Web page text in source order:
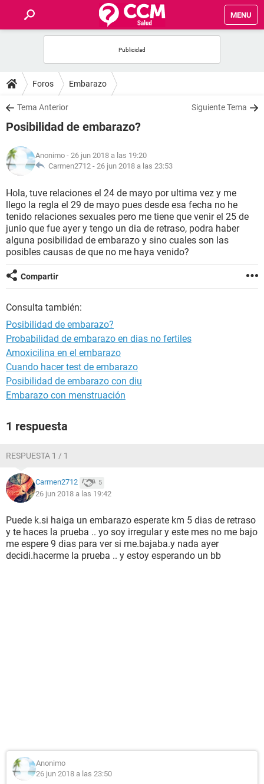
MENU
FOROS
SALUD
NUTRICIÓN
BIENESTAR
SEXUALIDAD
GLOSARIO
Foros Embarazo
Tema Anterior Siguiente Tema
Posibilidad de embarazo?
Anonimo - 26 jun 2018 a las 19:20
Carmen2712 - 26 jun 2018 a las 23:53
Hola, tuve relaciones el 24 de mayo por ultima vez y me
llego la regla el 29 de mayo pues desde esa fecha no he
tenido relaciones sexuales pero me tiene que venir el 25 de
junio que fue ayer y tengo un dia de retraso, podra haber
alguna posibilidad de embarazo y sino cuales son las
posibles causas de que no me haya venido?
Compartir
Consulta también:
Posibilidad de embarazo?
Probabilidad de embarazo en dias no fertiles
Amoxicilina en el embarazo
Cuando hacer test de embarazo
Posibilidad de embarazo con diu
Embarazo con menstruación
1 respuesta
RESPUESTA 1 / 1
Carmen2712 5
26 jun 2018 a las 19:42
Puede k.si haiga un embarazo esperate km 5 dias de retraso
y te haces la prueba .. yo soy irregular y este mes no me bajo
me espere 9 dias para ver si me.bajaba.y nada ayer
decidi.hacerme la prueba .. y estoy esperando un bb
Anonimo
26 jun 2018 a las 23:50